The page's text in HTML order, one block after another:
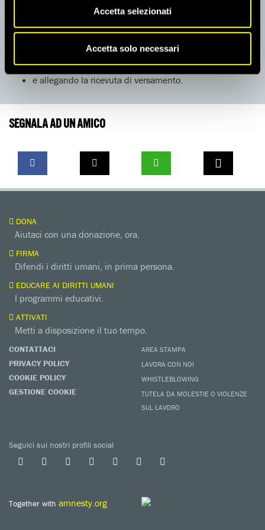
Accetta selezionati
Accetta solo necessari
Settore Pubblicazioni.
dettaglio delle pubblicazioni richieste (indicare titolo e
quantità)
e allegando la ricevuta di versamento.
SEGNALA AD UN AMICO
DONA
Aiutaci con una donazione, ora.
FIRMA
Difendi i diritti umani, in prima persona.
EDUCARE AI DIRITTI UMANI
I programmi educativi.
ATTIVATI
Metti a disposizione il tuo tempo.
CONTATTACI
PRIVACY POLICY
COOKIE POLICY
GESTIONE COOKIE
AREA STAMPA
LAVORA CON NOI
WHISTLEBLOWING
TUTELA DA MOLESTIE O VIOLENZE
SUL LAVORO
Seguici sui nostri profili social
Together with amnesty.org